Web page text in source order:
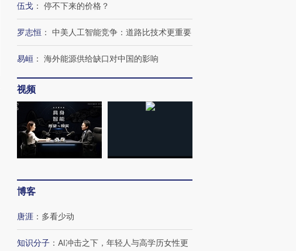
伍戈 ： 停不下来的价格？
罗志恒 ： 中美人工智能竞争：道路比技术更重要
易峘 ： 海外能源供给缺口对中国的影响
视频
博客
唐涯 ： 多看少动
知识分子 ： AI冲击之下，年轻人与高学历女性更